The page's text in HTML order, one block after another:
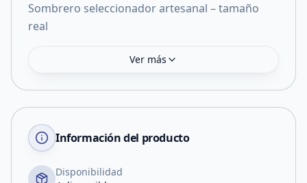
Sombrero seleccionador artesanal – tamaño
Ver más
Información del producto
Disponibilidad